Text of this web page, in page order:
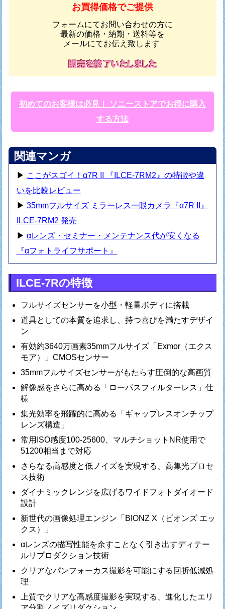
お買得価格でご提供
フォームにてお問い合わせの方に
最新の価格・納期・送料等を
メールにてお伝え致します
初めてのお客様は必見！ ソニーストアでお得に購入
する方法
関連マンガ
▶ ここがスゴイ！α7R II 『ILCE-7RM2』の特徴や違
いを比較レビュー
▶ 35mmフルサイズ ミラーレス一眼カメラ『α7R II』
ILCE-7RM2 発売
▶ αレンズ・セミナー・メンテナンス代が安くなる
『αフォトライフサポート』
ILCE-7Rの特徴
フルサイズセンサーを小型・軽量ボディに搭載
道具としての本質を追求し、持つ喜びを満たすデザイ
ン
有効約3640万画素35mmフルサイズ「Exmor（エクス
モア）」CMOSセンサー
35mmフルサイズセンサーがもたらす圧倒的な高画質
解像感をさらに高める「ローパスフィルターレス」仕
様
集光効率を飛躍的に高める「ギャップレスオンチップ
レンズ構造」
常用ISO感度100-25600、マルチショットNR使用で
51200相当まで対応
さらなる高感度と低ノイズを実現する、高集光プロセ
ス技術
ダイナミックレンジを広げるワイドフォトダイオード
設計
新世代の画像処理エンジン「BIONZ X（ビオンズ エッ
クス）」
αレンズの描写性能を余すことなく引き出すディテー
ルリプロダクション技術
クリアなパンフォーカス撮影を可能にする回折低減処
理
上質でクリアな高感度撮影を実現する、進化したエリ